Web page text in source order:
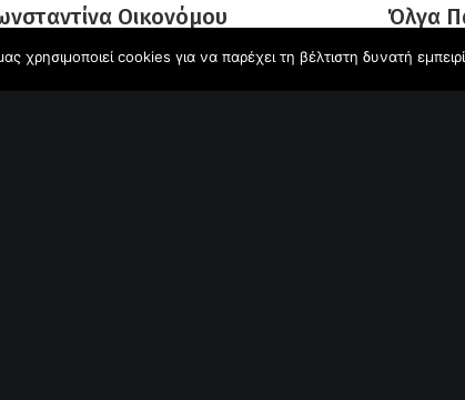
Οικονόμου
– «Μπλέτα & Κωστάκης δικηγόροι»
k.economou@bletalaw.gr
Όλγα
Σύμβουλος
χρησιμοποιεί cookies για να παρέχει τη βέλτιστη δυνατή